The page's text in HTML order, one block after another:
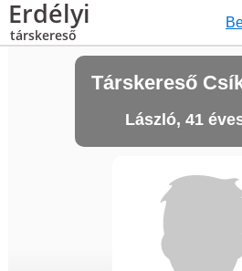
Erdélyi
társkereső
Társkereső
László, 41